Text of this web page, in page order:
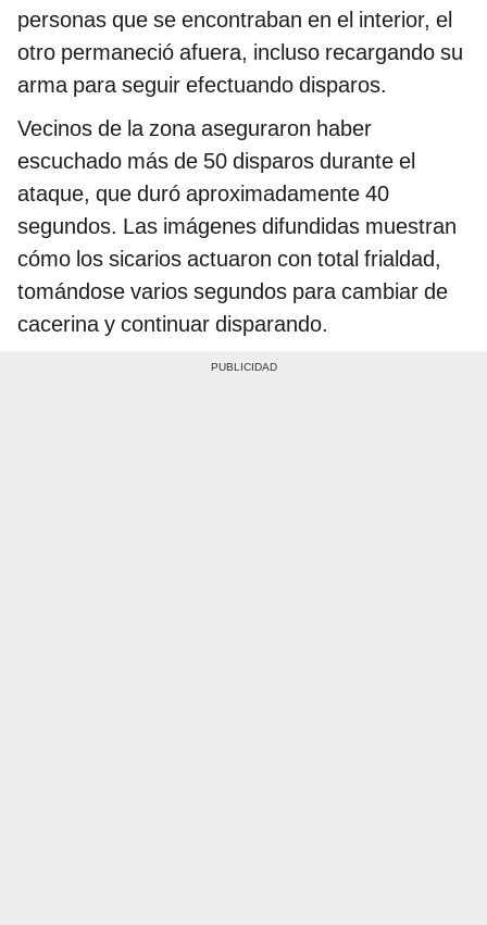
personas que se encontraban en el interior, el
otro permaneció afuera, incluso recargando su
arma para seguir efectuando disparos.
Vecinos de la zona aseguraron haber
escuchado más de 50 disparos durante el
ataque, que duró aproximadamente 40
segundos. Las imágenes difundidas muestran
cómo los sicarios actuaron con total frialdad,
tomándose varios segundos para cambiar de
cacerina y continuar disparando.